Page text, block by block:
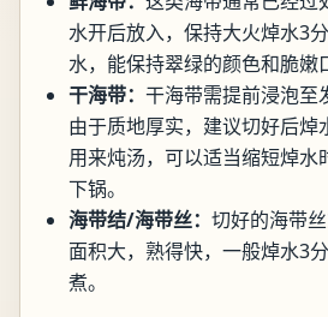
水开后放入，保持大火焯水3
水，能保持翠绿的颜色和脆嫩
干海带： 干海带需提前浸泡至
由于质地厚实，建议切好后焯
用来炖汤，可以适当缩短焯水
下锅。
海带结/海带丝： 切好的海带
面积大，熟得快，一般焯水3
煮。